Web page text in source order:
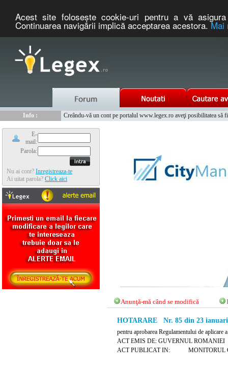
Acest site foloseşte cookie-uri pentru a vă
Continuarea navigării implică acceptarea acestora.Mai
Info :
www.tntauto.ro - Managementul Integrat al Parcului Auto
E-
mail:
Parola:
Nu ai cont? Inregistreaza-te
Ai uitat parola? Click aici
Anunţă-mă când se modifică
HOTARARE Nr. 85 din 23
pentru aprobarea Regulamentului de
ACT EMIS DE: GUVERNUL ROMANIEI
ACT PUBLICAT IN: MONITORUL